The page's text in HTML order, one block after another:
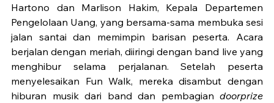
Hartono dan Marlison Hakim, Kepala Departemen
Pengelolaan Uang, yang bersama-sama membuka sesi
jalan santai dan memimpin barisan peserta. Acara
berjalan dengan meriah, diiringi dengan band live yang
menghibur selama perjalanan. Setelah peserta
menyelesaikan Fun Walk, mereka disambut dengan
hiburan musik dari band dan pembagian